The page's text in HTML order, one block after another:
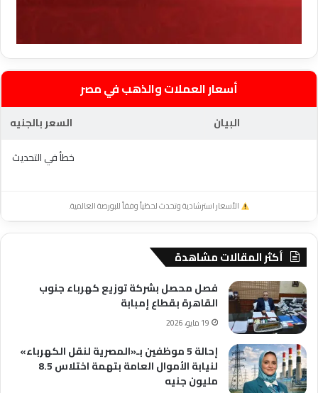
أسعار العملات والذهب في مصر
البيان
السعر بالجنيه
خطأ في التحديث
الأسعار استرشادية وتحدث لحظياً وفقاً للبورصة العالمية.
أكثر المقالات مشاهدة
فصل محصل بشركة توزيع كهرباء جنوب
القاهرة بقطاع إمبابة
19 مايو، 2026
إحالة 5 موظفين بـ«المصرية لنقل الكهرباء»
لنيابة الأموال العامة بتهمة اختلاس 8.5
مليون جنيه